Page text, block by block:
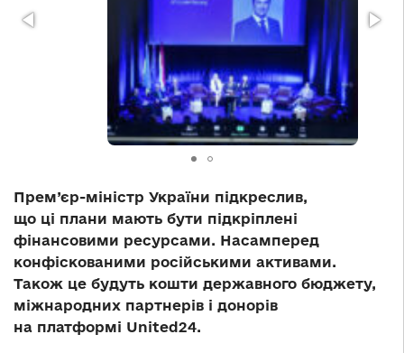
Прем’єр-міністр України підкреслив,
що ці плани мають бути підкріплені
фінансовими ресурсами. Насамперед
конфіскованими російськими активами.
Також це будуть кошти державного бюджету,
міжнародних партнерів і донорів
на платформі United24.